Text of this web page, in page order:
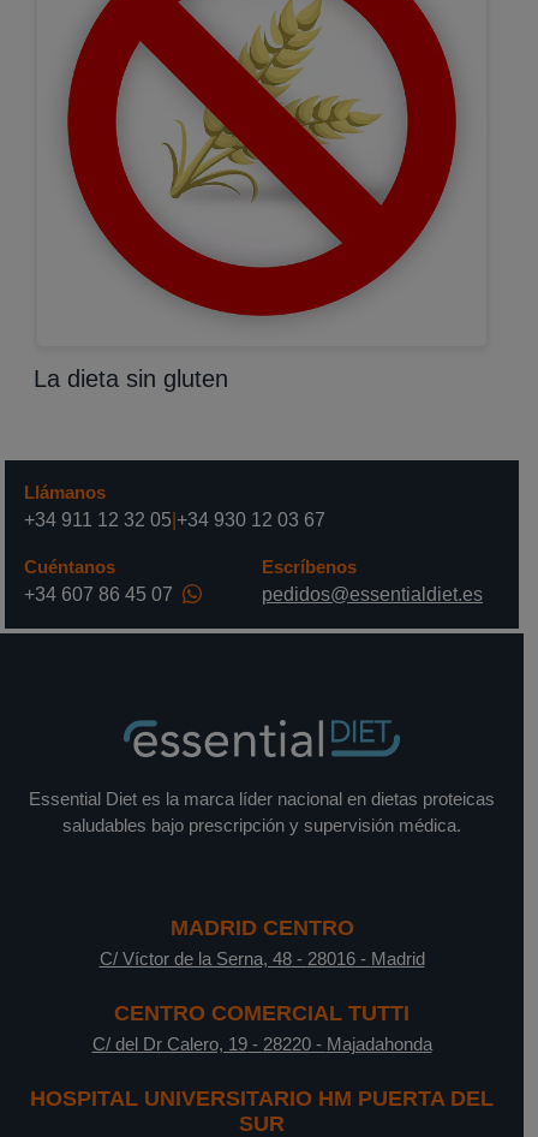
La dieta sin gluten
Llámanos
+34 911 12 32 05 +34 930 12 03 67
Cuéntanos
+34 607 86 45 07
Escríbenos
pedidos@essentialdiet.es
Essential Diet es la marca líder nacional en dietas proteicas
saludables bajo prescripción y supervisión médica.
MADRID CENTRO
C/ Víctor de la Serna, 48- 28016- Madrid
CENTRO COMERCIAL TUTTI
C/ del Dr Calero, 19- 28220- Majadahonda
HOSPITAL UNIVERSITARIO HM PUERTA DEL
SUR